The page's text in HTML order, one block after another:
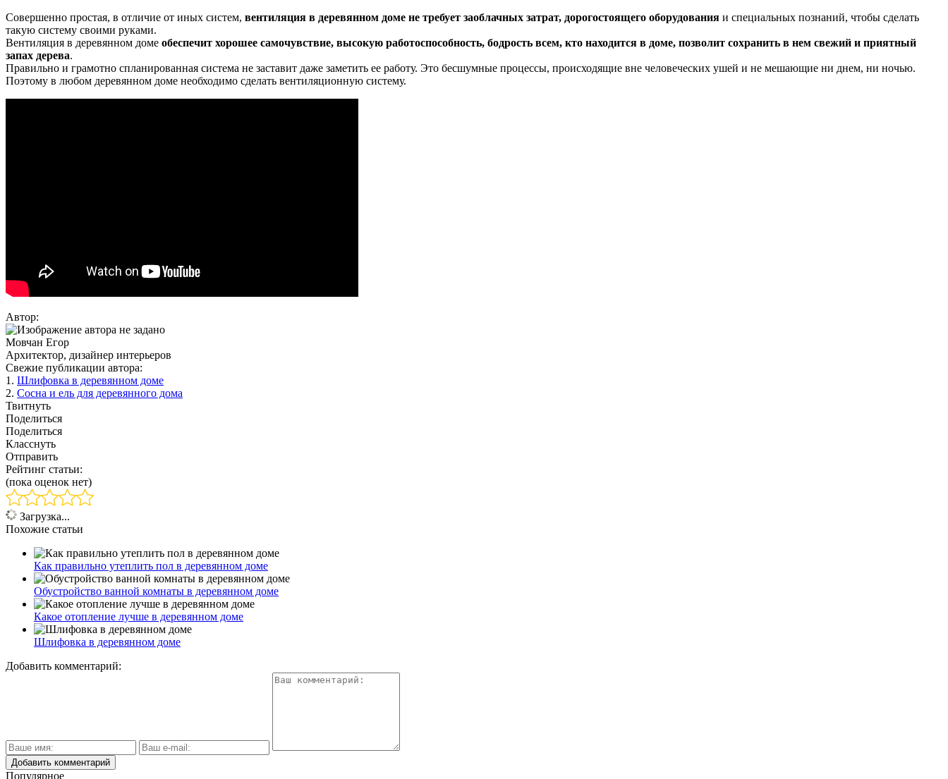
Совершенно простая, в отличие от иных систем, вентиляция в деревянном доме не требует заоблачных затрат, дорогостоящего оборудования и специальных познаний, чтобы сделать
такую систему своими руками.
Вентиляция в деревянном доме обеспечит хорошее самочувствие, высокую работоспособность, бодрость всем, кто находится в доме, позволит сохранить в нем свежий и приятный
запах дерева.
Правильно и грамотно спланированная система не заставит даже заметить ее работу. Это бесшумные процессы, происходящие вне человеческих ушей и не мешающие ни днем, ни ночью.
Поэтому в любом деревянном доме необходимо сделать вентиляционную систему.
Автор:
Мовчан Егор
Архитектор, дизайнер интерьеров
Свежие публикации автора:
1. Шлифовка в деревянном доме
2. Сосна и ель для деревянного дома
Твитнуть
Поделиться
Поделиться
Класснуть
Отправить
Рейтинг статьи:
(пока оценок нет)
Загрузка...
Похожие статьи
Как правильно утеплить пол в деревянном доме
Обустройство ванной комнаты в деревянном доме
Какое отопление лучше в деревянном доме
Шлифовка в деревянном доме
Добавить комментарий:
Популярное